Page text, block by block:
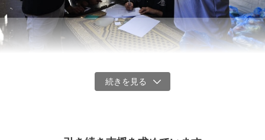
にも力を入れています。
■和平に向けた対話の場の構築
これまで、現地の若者や支援団体との対話の中で、若者は年長の政
とを認識してきました。歴史的に両者間の交渉は年長の男性指導者
が中心でしたが、今こそ、若者主導の対話の場を設けるべきだと考
ガザ北部で国内避難民に支援物資を渡す様子（2026年5月、ガザ）
のない家庭では物資が手に届かない状況が続いています。